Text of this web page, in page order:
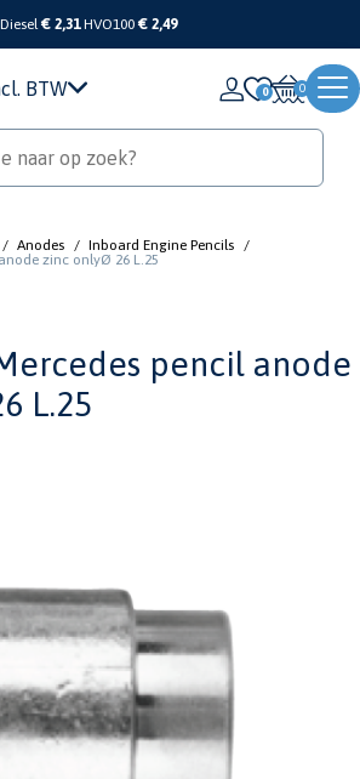
Diesel€ 2,31 HVO100 € 2,49
BTW 0
/ Anodes / Inboard Engine Pencils /
zinc onlyØ 26 L.25
pencil anode
L.25